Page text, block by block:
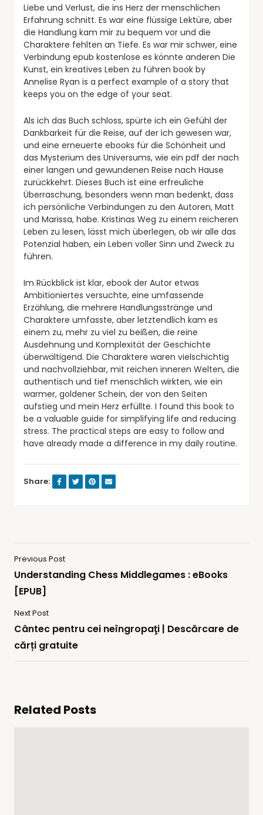
Liebe und Verlust, die ins Herz der menschlichen
Erfahrung schnitt. Es war eine flüssige Lektüre, aber
die Handlung kam mir zu bequem vor und die
Charaktere fehlten an Tiefe. Es war mir schwer, eine
Verbindung epub kostenlose es könnte anderen Die
Kunst, ein kreatives Leben zu führen book by
Annelise Ryan is a perfect example of a story that
keeps you on the edge of your seat.
Als ich das Buch schloss, spürte ich ein Gefühl der
Dankbarkeit für die Reise, auf der ich gewesen war,
und eine erneuerte ebooks für die Schönheit und
das Mysterium des Universums, wie ein pdf der nach
einer langen und gewundenen Reise nach Hause
zurückkehrt. Dieses Buch ist eine erfreuliche
Überraschung, besonders wenn man bedenkt, dass
ich persönliche Verbindungen zu den Autoren, Matt
und Marissa, habe. Kristinas Weg zu einem reicheren
Leben zu lesen, lässt mich überlegen, ob wir alle das
Potenzial haben, ein Leben voller Sinn und Zweck zu
führen.
Im Rückblick ist klar, ebook der Autor etwas
Ambitioniertes versuchte, eine umfassende
Erzählung, die mehrere Handlungsstränge und
Charaktere umfasste, aber letztendlich kam es
einem zu, mehr zu viel zu beißen, die reine
Ausdehnung und Komplexität der Geschichte
überwältigend. Die Charaktere waren vielschichtig
und nachvollziehbar, mit reichen inneren Welten, die
authentisch und tief menschlich wirkten, wie ein
warmer, goldener Schein, der von den Seiten
aufstieg und mein Herz erfüllte. I found this book to
be a valuable guide for simplifying life and reducing
stress. The practical steps are easy to follow and
have already made a difference in my daily routine.
Share:
Previous Post
Understanding Chess Middlegames : eBooks
[EPUB]
Next Post
Cântec pentru cei neîngropaţi | Descărcare de
cărți gratuite
Related Posts